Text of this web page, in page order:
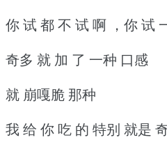
你 试 都 不 试 啊 ，你 试
奇多 就 加 了 一种 口感
就 崩嘎脆 那种
我 给 你 吃 的 特别 就是